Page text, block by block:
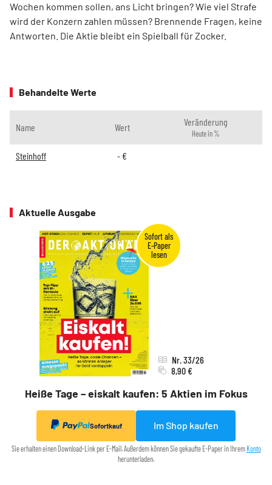
Wochen kommen sollen, ans Licht bringen? Wie viel Strafe
wird der Konzern zahlen müssen? Brennende Fragen, keine
Antworten. Die Aktie bleibt ein Spielball für Zocker.
Behandelte Werte
Name Wert Veränderung
Heute in %
Steinhoff - €
Aktuelle Ausgabe
Heiße Tage – eiskalt kaufen: 5 Aktien im Fokus
Nr. 33/26
8,90 €
Sofortkauf Im Shop kaufen
Sie erhalten einen Download-Link per E-Mail. Außerdem können Sie gekaufte E-Paper in IhremKonto
herunterladen.